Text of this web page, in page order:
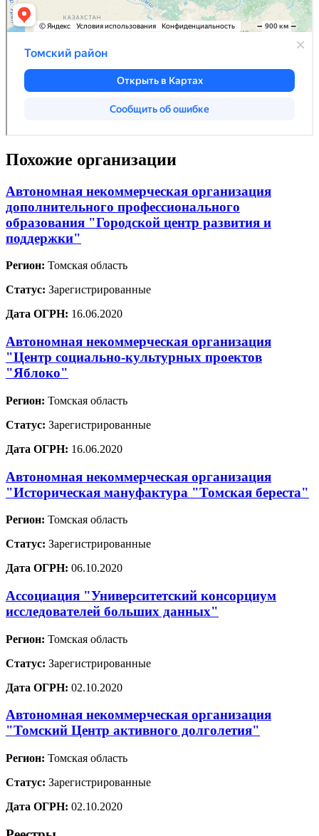
Похожие организации
Автономная некоммерческая организация
дополнительного профессионального
образования "Городской центр развития и
поддержки"
Регион: Томская область
Статус: Зарегистрированные
Дата ОГРН: 16.06.2020
Автономная некоммерческая организация
"Центр социально-культурных проектов
"Яблоко"
Регион: Томская область
Статус: Зарегистрированные
Дата ОГРН: 16.06.2020
Автономная некоммерческая организация
"Историческая мануфактура "Томская береста"
Регион: Томская область
Статус: Зарегистрированные
Дата ОГРН: 06.10.2020
Ассоциация "Университетский консорциум
исследователей больших данных"
Регион: Томская область
Статус: Зарегистрированные
Дата ОГРН: 02.10.2020
Автономная некоммерческая организация
"Томский Центр активного долголетия"
Регион: Томская область
Статус: Зарегистрированные
Дата ОГРН: 02.10.2020